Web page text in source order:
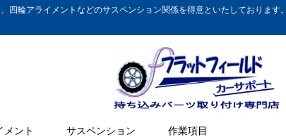
四輪アライメントなどのサスペンション関係を得意といたしておりま
メント
サスペンション
作業項目